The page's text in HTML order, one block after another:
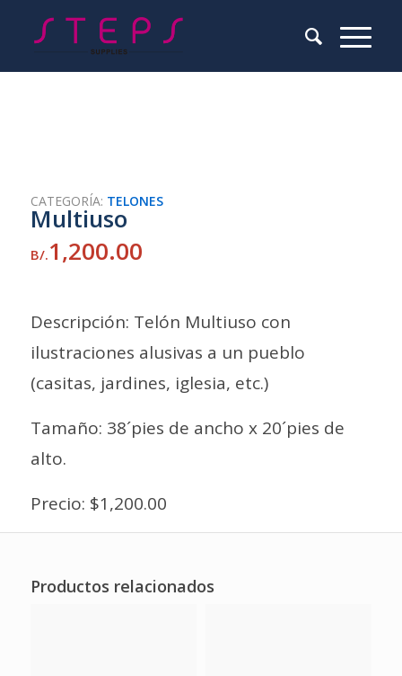
CATEGORÍA: TELONES
Multiuso
B/.1,200.00
Descripción: Telón Multiuso con
ilustraciones alusivas a un pueblo
(casitas, jardines, iglesia, etc.)
Tamaño: 38´pies de ancho x 20´pies de
alto.
Precio: $1,200.00
Productos relacionados